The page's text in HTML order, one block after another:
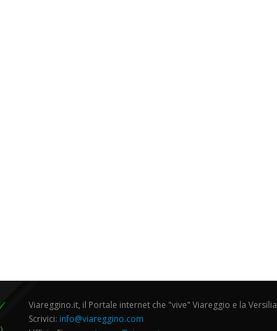
Viareggino.it, il Portale internet che "vive" Viareggio e la Versilia
Scrivici: info@viareggino.com